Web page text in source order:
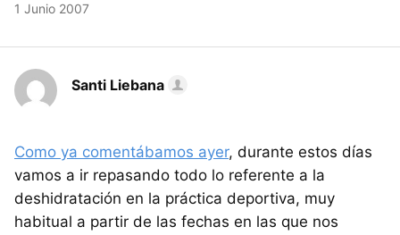
1 Junio 2007
Santi Liebana
Como ya comentábamos ayer, durante estos días
vamos a ir repasando todo lo referente a la
deshidratación en la práctica deportiva, muy
habitual a partir de las fechas en las que nos